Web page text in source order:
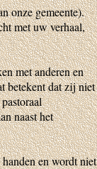
onze gemeente).
met uw verhaal,
met anderen en
betekent dat zij niet
naast het
en wordt niet